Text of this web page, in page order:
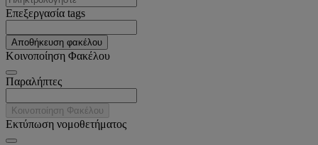
Επεξεργασία tags
Αποθήκευση φακέλου
Κοινοποίηση Φακέλου
Παραλήπτες
Κοινοποίηση Φακέλου
Εκτύπωση νομοθετήματος